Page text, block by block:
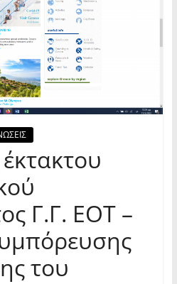
Γ.Γ. ΕΟΤ –
του